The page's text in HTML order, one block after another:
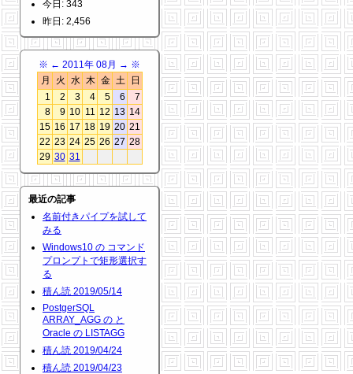
今日: 343
昨日: 2,456
※ ← 2011年 08月 → ※
月
火 水 木 金 土
日
1
2 3 4 5 6
7
8
9 10 11 12 13 14
15 16 17 18 19 20 21
22 23 24 25 26 27 28
29 30 31
最近の記事
名前付きパイプを試して
みる
Windows10 の コマンド
プロンプトで矩形選択す
る
積ん読 2019/05/14
PostgerSQL
ARRAY_AGG の と
Oracle の LISTAGG
積ん読 2019/04/24
積ん読 2019/04/23